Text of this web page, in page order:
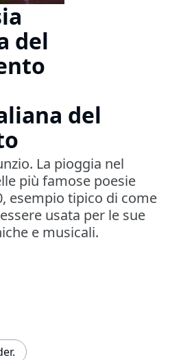
del
del
La pioggia nel
più famose poesie
esempio tipico di come
usata per le sue
e musicali.